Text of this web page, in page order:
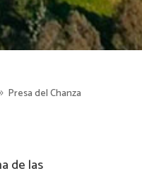
Presa del Chanza
de las